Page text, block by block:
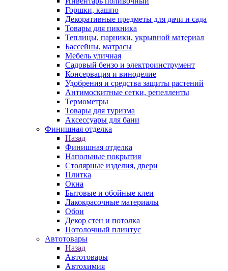
Горшки, кашпо
Декоративные предметы для дачи и сада
Товары для пикника
Теплицы, парники, укрывной материал
Бассейны, матрасы
Мебель уличная
Садовый бензо и электроинструмент
Консервация и виноделие
Удобрения и средства защиты растений
Антимоскитные сетки, репелленты
Термометры
Товары для туризма
Аксессуары для бани
Финишная отделка
Назад
Финишная отделка
Напольные покрытия
Столярные изделия, двери
Плитка
Окна
Бытовые и обойные клеи
Лакокрасочные материалы
Обои
Декор стен и потолка
Потолочный плинтус
Автотовары
Назад
Автотовары
Автохимия